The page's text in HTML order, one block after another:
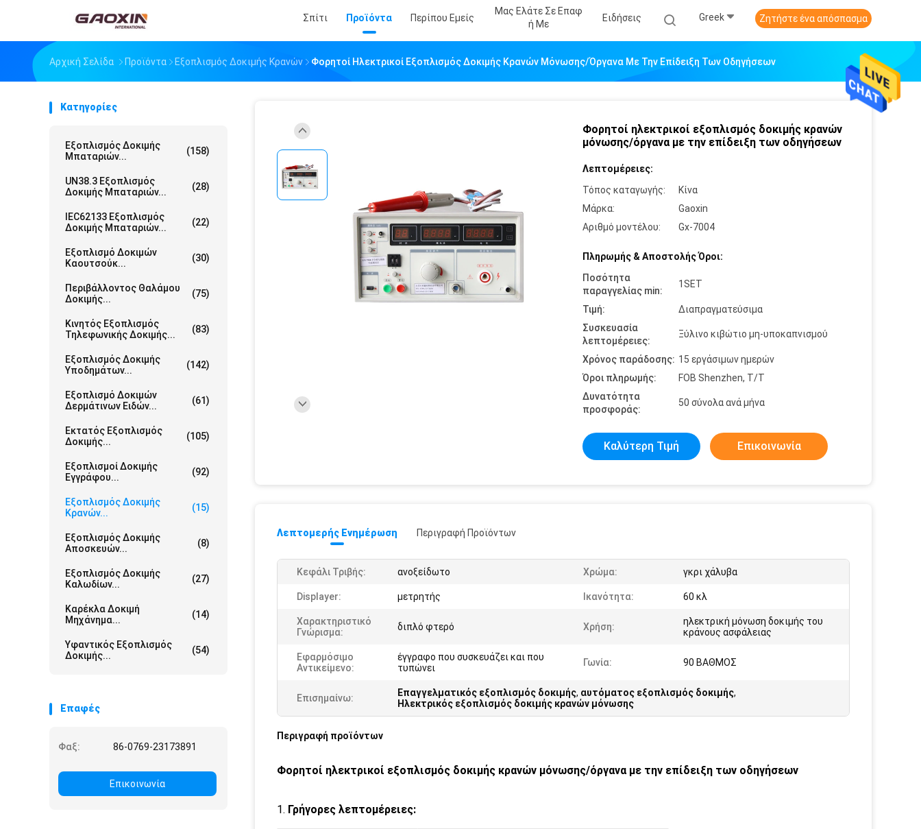
Σπίτι Προϊόντα Περίπου Εμείς
Μας Ελάτε Σε Επαφ
Ή Με
Ειδήσεις Greek Ζητήστε ένα απόσπασμα
Αρχική Σελίδα Προϊόντα Εξοπλισμός Δοκιμής Κρανών Φορητοί Ηλεκτρικοί Εξοπλισμός Δοκιμής Κρανών Μόνωσης/όργανα Με Την Επίδειξη Των Οδηγήσεων
Κατηγορίες
Εξοπλισμός Δοκιμής
Μπαταριών...
(158)
UN38.3 Εξοπλισμός
Δοκιμής Μπαταριών...
(28)
IEC62133 Εξοπλισμός
Δοκιμής Μπαταριών...
(22)
Εξοπλισμό Δοκιμών
Καουτσούκ...
(30)
Περιβάλλοντος Θαλάμου
Δοκιμής...
(75)
Κινητός Εξοπλισμός
Τηλεφωνικής Δοκιμής...
(83)
Εξοπλισμός Δοκιμής
Υποδημάτων...
(142)
Εξοπλισμό Δοκιμών
Δερμάτινων Ειδών...
(61)
Εκτατός Εξοπλισμός
Δοκιμής...
(105)
Εξοπλισμοί Δοκιμής
Εγγράφου...
(92)
Εξοπλισμός Δοκιμής
Κρανών...
(15)
Εξοπλισμός Δοκιμής
Αποσκευών...
(8)
Εξοπλισμός Δοκιμής
Καλωδίων...
(27)
Καρέκλα Δοκιμή
Μηχάνημα...
(14)
Υφαντικός Εξοπλισμός
Δοκιμής...
(54)
Επαφές
Φαξ: 86-0769-23173891
Επικοινωνία
Φορητοί ηλεκτρικοί εξοπλισμός δοκιμής κρανών
μόνωσης/όργανα με την επίδειξη των οδηγήσεων
Λεπτομέρειες:
Τόπος καταγωγής:
Κίνα
Μάρκα:
Gaoxin
Αριθμό μοντέλου:
Gx-7004
Πληρωμής & Αποστολής Όροι:
Ποσότητα
παραγγελίας min:
1SET
Τιμή:
Διαπραγματεύσιμα
Συσκευασία
λεπτομέρειες:
Ξύλινο κιβώτιο μη-υποκαπνισμού
Χρόνος παράδοσης: 15 εργάσιμων ημερών
Όροι πληρωμής:
FOB Shenzhen, T/T
Δυνατότητα
προσφοράς:
50 σύνολα ανά μήνα
Καλύτερη Τιμή Επικοινωνία
Λεπτομερής Ενημέρωση Περιγραφή Προϊόντων
Κεφάλι Τριβής: ανοξείδωτο Χρώμα: γκρι χάλυβα
Displayer: μετρητής Ικανότητα: 60 κλ
Χαρακτηριστικό
Γνώρισμα:
διπλό φτερό Χρήση:
ηλεκτρική μόνωση δοκιμής του
κράνους ασφάλειας
Εφαρμόσιμο
Αντικείμενο:
έγγραφο που συσκευάζει και που
τυπώνει
Γωνία: 90 ΒΑΘΜΟΣ
Επισημαίνω: Επαγγελματικός εξοπλισμός δοκιμής, αυτόματος εξοπλισμός δοκιμής,
Ηλεκτρικός εξοπλισμός δοκιμής κρανών μόνωσης
Περιγραφή προϊόντων
Φορητοί ηλεκτρικοί εξοπλισμός δοκιμής κρανών μόνωσης/όργανα με την επίδειξη των οδηγήσεων
1. Γρήγορες λεπτομέρειες: